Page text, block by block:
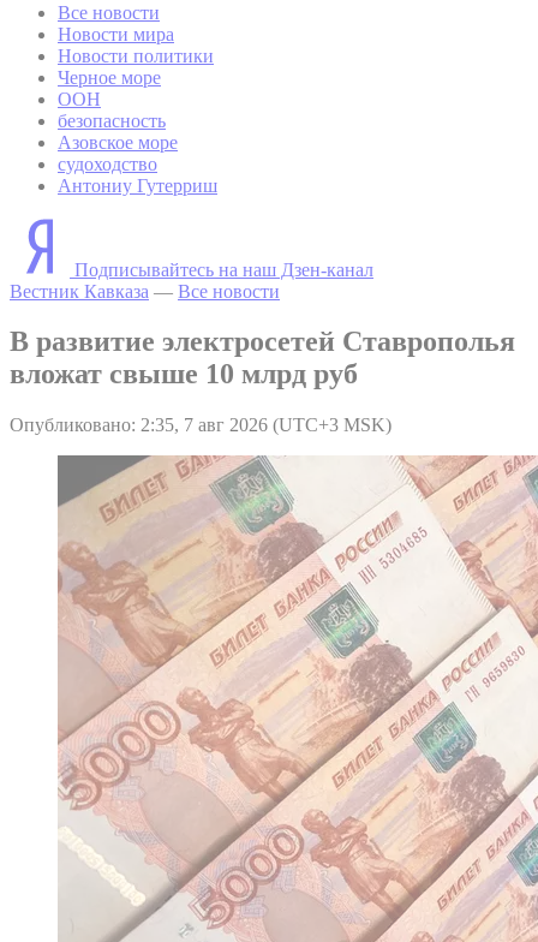
Все новости
Новости мира
Новости политики
Черное море
ООН
безопасность
Азовское море
судоходство
Антониу Гутерриш
Подписывайтесь на наш Дзен-канал
Вестник Кавказа — Все новости
В развитие электросетей Ставрополья
вложат свыше 10 млрд руб
Опубликовано: 2:35, 7 авг 2026 (UTC+3 MSK)